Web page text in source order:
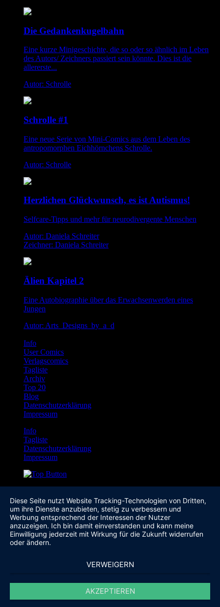
Die Gedankenkugelbahn
Eine kurze Minigeschichte, die so oder so ähnlich im Leben
des Autors/ Zeichners passiert sein könnte. Dies ist die
allererste...
Autor: Schrolle
Schrolle #1
Eine neue Serie von Mini-Comics aus dem Leben des
antropomorphen Eichhörnchens Schrolle.
Autor: Schrolle
Herzlichen Glückwunsch, es ist Autismus!
Selfcare-Tipps und mehr für neurodivergente Menschen
Autor: Daniela Schreiter
Zeichner: Daniela Schreiter
Älien Kapitel 2
Eine Autobiographie über das Erwachsenwerden eines
Jungen
Autor: Arts_Designs_by_a_d
Info
User Comics
Verlagscomics
Tagliste
Archiv
Top 20
Blog
Datenschutzerklärung
Impressum
Info
Tagliste
Datenschutzerklärung
Impressum
Diese Seite nutzt Website Tracking-Technologien von Dritten,
um ihre Dienste anzubieten, stetig zu verbessern und
Werbung entsprechend der Interessen der Nutzer
anzuzeigen. Ich bin damit einverstanden und kann meine
Einwilligung jederzeit mit Wirkung für die Zukunft widerrufen
oder ändern.
VERWEIGERN
AKZEPTIEREN